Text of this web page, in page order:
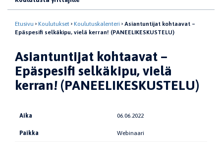
Etusivu Koulutukset Koulutuskalenteri
Asiantuntijat kohtaavat –
Epäspesifi selkäkipu, vielä kerran! (PANEELIKESKUSTELU)
Asiantuntijat kohtaavat –
Epäspesifi selkäkipu, vielä
kerran! (PANEELIKESKUSTELU)
Aika 06.06.2022
Paikka Webinaari